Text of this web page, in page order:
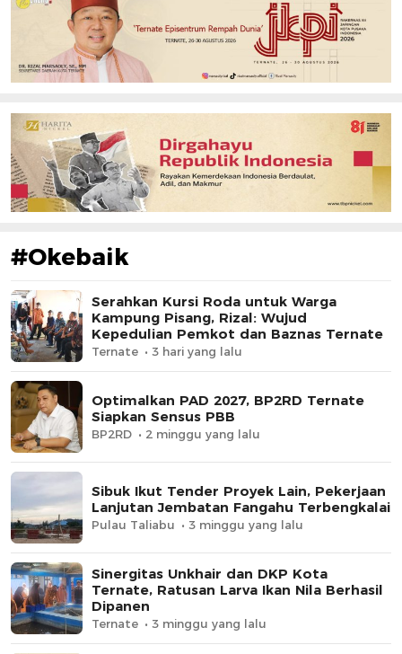
#Okebaik
Serahkan Kursi Roda untuk Warga
Kampung Pisang, Rizal: Wujud
Kepedulian Pemkot dan Baznas Ternate
Ternate 3 hari yang lalu
Optimalkan PAD 2027, BP2RD Ternate
Siapkan Sensus PBB
BP2RD 2 minggu yang lalu
Sibuk Ikut Tender Proyek Lain, Pekerjaan
Lanjutan Jembatan Fangahu Terbengkalai
Pulau Taliabu 3 minggu yang lalu
Sinergitas Unkhair dan DKP Kota
Ternate, Ratusan Larva Ikan Nila Berhasil
Dipanen
Ternate 3 minggu yang lalu